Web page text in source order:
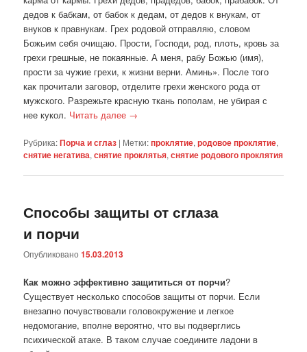
дедов к бабкам, от бабок к дедам, от дедов к внукам, от
внуков к правнукам. Грех родовой отправляю, словом
Божьим себя очищаю. Прости, Господи, род, плоть, кровь за
грехи грешные, не покаянные. А меня, рабу Божью (имя),
прости за чужие грехи, к жизни верни. Аминь». После того
как прочитали заговор, отделите грехи женского рода от
мужского. Разрежьте красную ткань пополам, не убирая с
нее кукол. Читать далее →
Рубрика:Порча и сглаз | Метки:проклятие,родовое проклятие,
снятие негатива,снятие проклятья,снятие родового проклятия
Способы защиты от сглаза
и порчи
Опубликовано15.03.2013
Как можно эффективно защититься от порчи?
Существует несколько способов защиты от порчи. Если
внезапно почувствовали головокружение и легкое
недомогание, вполне вероятно, что вы подверглись
психической атаке. В таком случае соедините ладони в